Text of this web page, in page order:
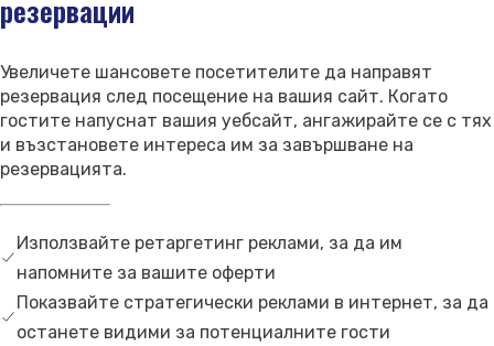
Свържете се с нас
резервации
Увеличете шансовете посетителите да направят
резервация след посещение на вашия сайт. Когато
гостите напуснат вашия уебсайт, ангажирайте се с тях
и възстановете интереса им за завършване на
резервацията.
Използвайте ретаргетинг реклами, за да им
напомните за вашите оферти
Показвайте стратегически реклами в интернет, за да
останете видими за потенциалните гости